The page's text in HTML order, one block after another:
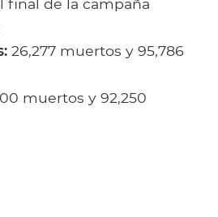
26,277 muertos y 95,786
muertos y 92,250